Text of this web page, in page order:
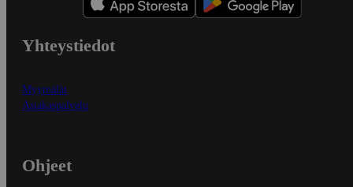
Yhteystiedot
Myymälät
Asiakaspalvelu
Ohjeet